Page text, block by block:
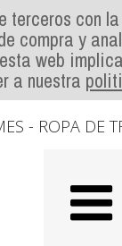
terceros con
compra y
web
a nuestra
- ROPA DE